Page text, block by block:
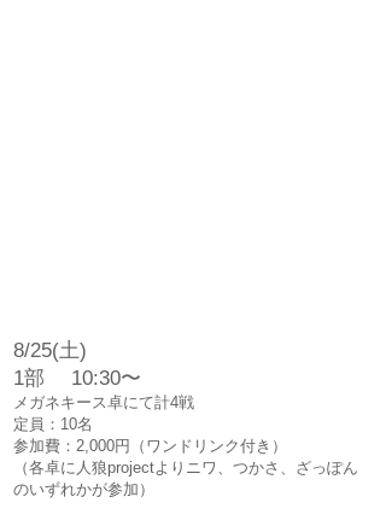
8/25(土)
1部 10:30〜
メガネキース卓にて計4戦
定員：10名
参加費：2,000円（ワンドリンク付き）
（各卓に人狼projectよりニワ、つかさ、ざっぽん
のいずれかが参加）